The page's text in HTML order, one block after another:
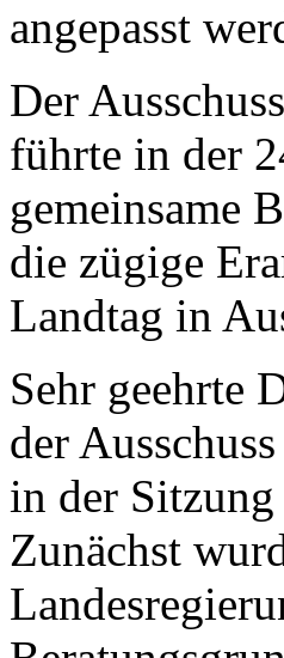
angepasst
Der
führte in der
gemeinsame
die zügige
Landtag in
Sehr geehrte
der
in der
Zunächst